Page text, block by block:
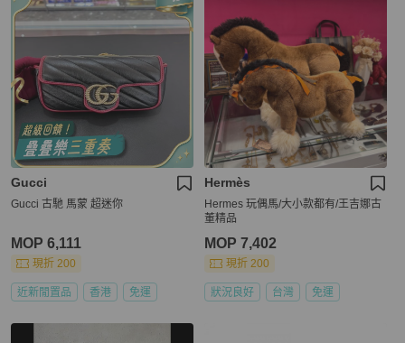
Gucci
Gucci 古馳 馬蒙 超迷你
MOP 6,111
現折 200
近新閒置品 香港 免運
Hermès
Hermes 玩偶馬/大小款都有/王吉娜古
董精品
MOP 7,402
現折 200
狀況良好 台灣 免運